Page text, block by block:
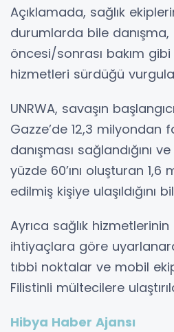
Açıklamada, sağlık
durumlarda bile
öncesi/sonrası bakım
hizmetleri sürdüğü
UNRWA, savaşın
Gazze’de 12,3 milyondan
danışması sağlandığını
yüzde 60’ını oluşturan
edilmiş kişiye ulaşıldığını
Ayrıca sağlık
ihtiyaçlara göre
tıbbi noktalar ve mobil
Filistinli mültecilere
Hibya Haber Ajansı